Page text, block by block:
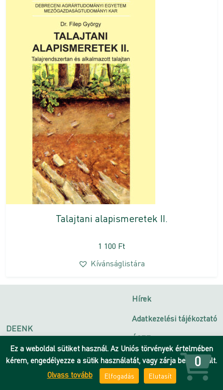
Talajtani alapismeretek II.
1 100 Ft
Kívánságlistára
DEENK
Debreceni Egyetem
Hírek
Adatkezelési tájékoztató
ÁSZF
Impresszum
Kapcsolat
Ez a weboldal sütiket használ. Az Uniós törvények értelmében
kérem, engedélyezze a sütik használatát, vagy zárja be az oldalt.
Olvass tovább
Elfogadás Elutasít
0